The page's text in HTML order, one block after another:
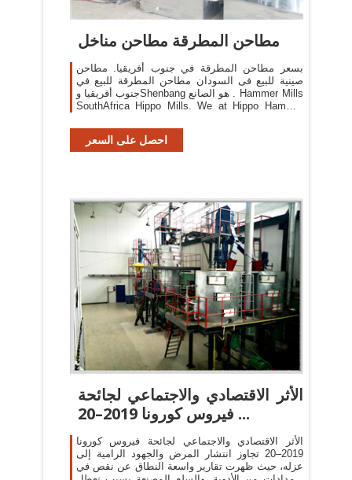
مطاحن المطرقة مطاحن مناخل
بسعر مطاحن المطرقة في جنوب أفريقيا. مطاحن
صينية للبيع فى السودان مطاحن المطرقة للبيع في
جنوب أفريقيا وShenbang هو الصانع . Hammer Mills
SouthAfrica Hippo Mills. We at Hippo Hammer
hammermill can mill.
احصل على السعر
الأثر الاقتصادي والاجتماعي لجائحة
فيروس كورونا 2019–20 ...
الأثر الاقتصادي والاجتماعي لجائحة فيروس كورونا
2019–20 تجاوز انتشار المرض والجهود الرامية إلى
عزله، حيث ظهرت تقارير واسعة النطاق عن نقص في